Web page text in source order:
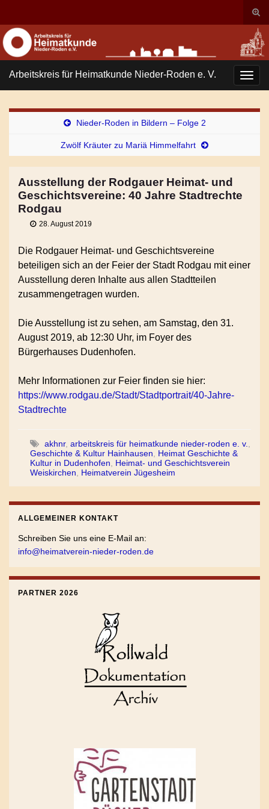
Search for:
Arbeitskreis für Heimatkunde Nieder-Roden e. V.
Nieder-Roden in Bildern – Folge 2
Zwölf Kräuter zu Mariä Himmelfahrt
Ausstellung der Rodgauer Heimat- und
Geschichtsvereine: 40 Jahre Stadtrechte
Rodgau
28. August 2019
Die Rodgauer Heimat- und Geschichtsvereine
beteiligen sich an der Feier der Stadt Rodgau mit einer
Ausstellung deren Inhalte aus allen Stadtteilen
zusammengetragen wurden.
Die Ausstellung ist zu sehen, am Samstag, den 31.
August 2019, ab 12:30 Uhr, im Foyer des
Bürgerhauses Dudenhofen.
Mehr Informationen zur Feier finden sie hier:
https://www.rodgau.de/Stadt/Stadtportrait/40-Jahre-
Stadtrechte
akhnr, arbeitskreis für heimatkunde nieder-roden e. v.
Geschichte & Kultur Hainhausen
Heimat Geschichte &
Kultur in Dudenhofen
Heimat- und Geschichtsverein
Weiskirchen
Heimatverein Jügesheim
ALLGEMEINER KONTAKT
Schreiben Sie uns eine E-Mail an:
info@heimatverein-nieder-roden.de
PARTNER 2026